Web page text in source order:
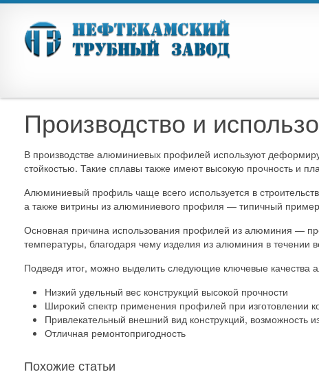
Производство и
В производстве алюминиевых профилей используют
стойкостью. Такие сплавы также имеют высокую прочность и
Алюминиевый профиль чаще всего используется в
а также витрины из алюминиевого профиля — типичный
Основная причина использования профилей из алюминия —
температуры, благодаря чему изделия из алюминия в течении
Подведя итог, можно выделить следующие ключевые
Низкий удельный вес конструкций высокой прочности
Широкий спектр применения профилей при изготовлении
Привлекательный внешний вид конструкций, возможность
Отличная ремонтопригодность
Похожие статьи